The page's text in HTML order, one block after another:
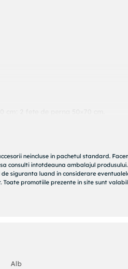
ii confera o rezistenta aparte si
principalele atuuri si o
texturii, ofera o atingere placuta
fixarea umpluturii in interior.
neincluse in pachetul standard.
consulti intotdeauna ambalajul
siguranta luand in considerare
promotiile prezente in site sunt
Alb